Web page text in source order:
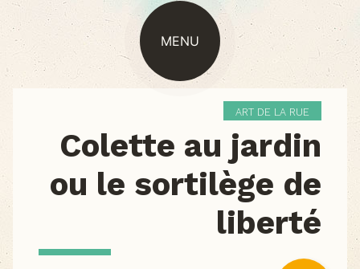
MENU
ART DE LA RUE
Colette au jardin
ou le sortilège de
liberté